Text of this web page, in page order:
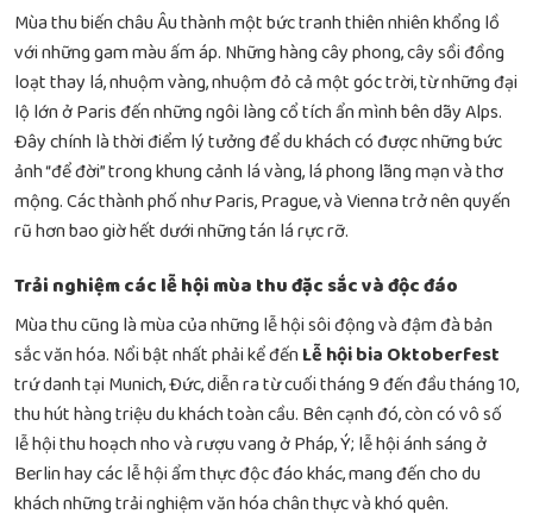
Mùa thu biến châu Âu thành một bức tranh thiên nhiên khổng lồ
với những gam màu ấm áp. Những hàng cây phong, cây sồi đồng
loạt thay lá, nhuộm vàng, nhuộm đỏ cả một góc trời, từ những đại
lộ lớn ở Paris đến những ngôi làng cổ tích ẩn mình bên dãy Alps.
Đây chính là thời điểm lý tưởng để du khách có được những bức
ảnh “để đời” trong khung cảnh lá vàng, lá phong lãng mạn và thơ
mộng. Các thành phố như Paris, Prague, và Vienna trở nên quyến
rũ hơn bao giờ hết dưới những tán lá rực rỡ.
Trải nghiệm các lễ hội mùa thu đặc sắc và độc đáo
Mùa thu cũng là mùa của những lễ hội sôi động và đậm đà bản
sắc văn hóa. Nổi bật nhất phải kể đếnLễ hội bia Oktoberfest
trứ danh tại Munich, Đức, diễn ra từ cuối tháng 9 đến đầu tháng 10,
thu hút hàng triệu du khách toàn cầu. Bên cạnh đó, còn có vô số
lễ hội thu hoạch nho và rượu vang ở Pháp, Ý; lễ hội ánh sáng ở
Berlin hay các lễ hội ẩm thực độc đáo khác, mang đến cho du
khách những trải nghiệm văn hóa chân thực và khó quên.